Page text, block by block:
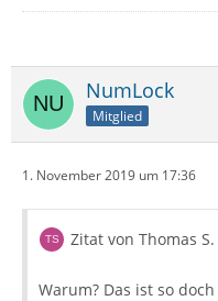
NumLock
Mitglied
1. November 2019 um 17:36
Zitat von Thomas S.
Warum? Das ist so